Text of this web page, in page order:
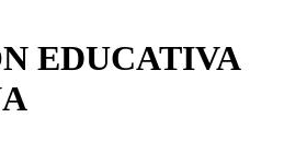
EDUCATIVA